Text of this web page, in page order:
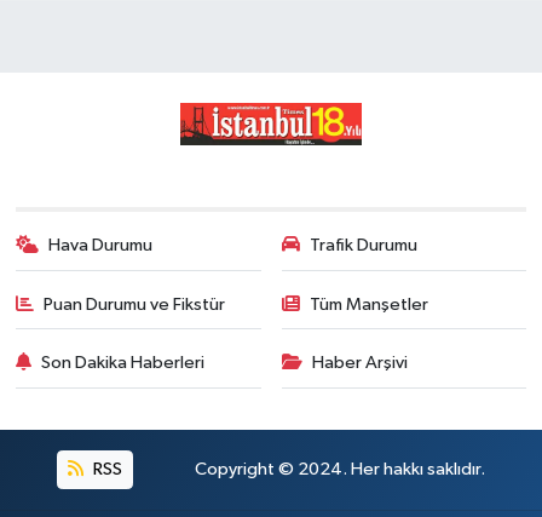
Hava Durumu Trafik Durumu
Puan Durumu ve Fikstür Tüm Manşetler
Son Dakika Haberleri Haber Arşivi
RSS Copyright © 2024. Her hakkı saklıdır.